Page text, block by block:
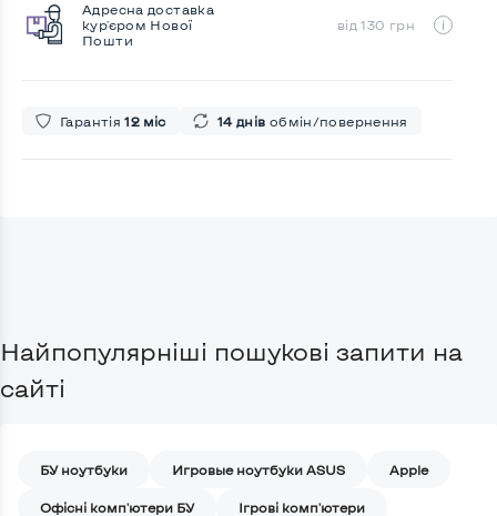
Адресна доставка
кур'єром Нової
Пошти
від 130 грн
Гарантія12 міс 14 днів обмін/повернення
Найпопулярніші пошукові запити на
сайті
БУ ноутбуки Игровые ноутбуки ASUS Apple
Офісні комп'ютери БУ Ігрові комп'ютери